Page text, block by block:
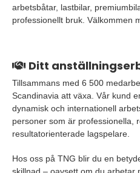
arbetsbåtar, lastbilar,
professionellt bruk. Välkommen
Ditt
Tillsammans med 6 500
Scandinavia att växa. Vår kund
dynamisk och internationell
personer som är professionella,
resultatorienterade lagspelare.
Hos oss på TNG blir du en